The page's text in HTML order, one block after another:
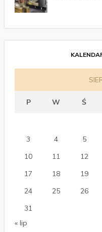
P W Ś
3
4 5
10
11 12
17
18 19
24
25 26
31
« lip